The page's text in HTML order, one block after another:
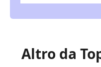
Altro da